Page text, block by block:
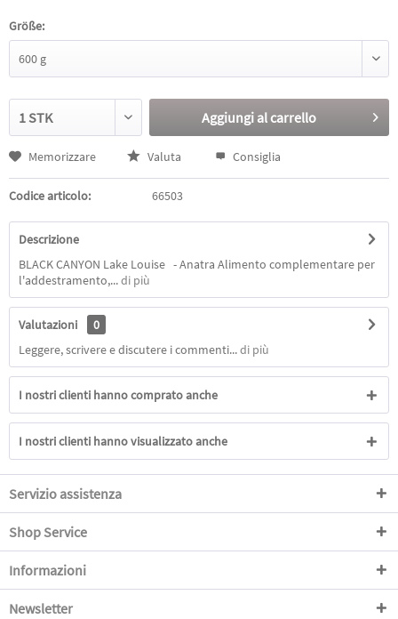
Größe:
Aggiungi alcarrello
Memorizzare Valuta Consiglia
Codice articolo: 66503
Descrizione
BLACK CANYON Lake Louise - Anatra Alimento complementare per
l'addestramento,...di più
Valutazioni
0
Leggere, scrivere e discutere i commenti...di più
I nostri clienti hanno comprato anche
I nostri clienti hanno visualizzato anche
Servizio assistenza
Shop Service
Informazioni
Newsletter